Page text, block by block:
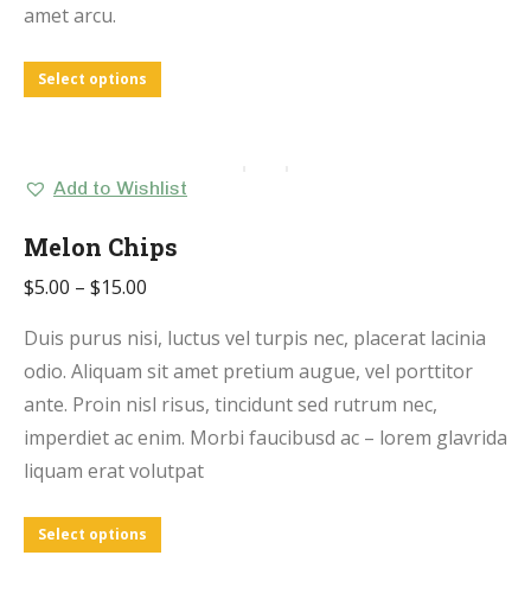
amet arcu.
Select options
Add to Wishlist
Melon Chips
$5.00 – $15.00
Duis purus nisi, luctus vel turpis nec, placerat lacinia
odio. Aliquam sit amet pretium augue, vel porttitor
ante. Proin nisl risus, tincidunt sed rutrum nec,
imperdiet ac enim. Morbi faucibusd ac – lorem glavrida
liquam erat volutpat
Select options